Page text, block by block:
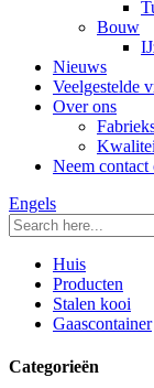
Bouw
Nieuws
Veelgestelde
Over ons
Neem contact
Engels
Huis
Producten
Stalen kooi
Gaascontainer
Categorieën